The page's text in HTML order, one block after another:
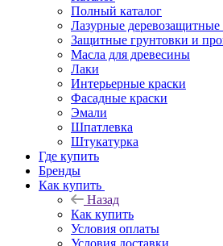
Полный каталог
Лазурные
Защитные грунтовки и
Масла для древесины
Лаки
Интерьерные краски
Фасадные краски
Эмали
Шпатлевка
Штукатурка
Где купить
Бренды
Как купить
Назад
Как купить
Условия оплаты
Условия доставки